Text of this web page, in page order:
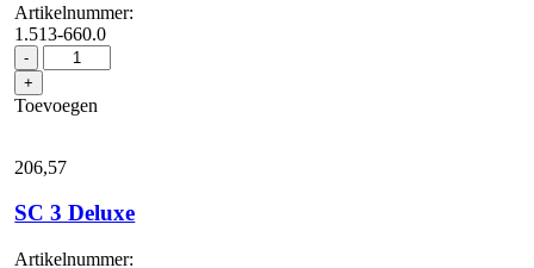
Artikelnummer:
1.513-660.0
-
3
Anniversary
Edition
+
Toevoegen
206,57
SC 3 Deluxe
Artikelnummer: